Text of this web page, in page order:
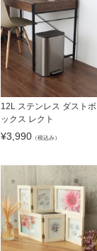
12L ステンレス ダストボ
ックス レクト
¥3,990 （税込み）